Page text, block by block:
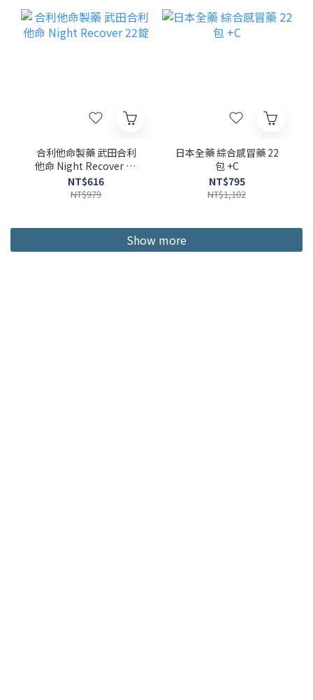
合利他命製藥 武田合利
他命 Night Recover 22
錠
NT$616
NT$979
日本全藥 綜合感冒藥 22
包 +C
NT$795
NT$1,102
Show more